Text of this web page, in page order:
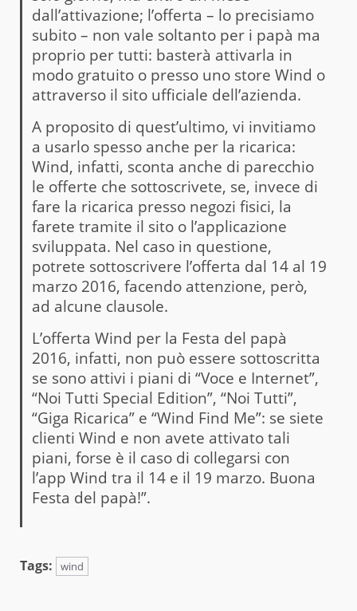
dall’attivazione; l’offerta – lo precisiamo
subito – non vale soltanto per i papà ma
proprio per tutti: basterà attivarla in
modo gratuito o presso uno store Wind o
attraverso il sito ufficiale dell’azienda.
A proposito di quest’ultimo, vi invitiamo
a usarlo spesso anche per la ricarica:
Wind, infatti, sconta anche di parecchio
le offerte che sottoscrivete, se, invece di
fare la ricarica presso negozi fisici, la
farete tramite il sito o l’applicazione
sviluppata. Nel caso in questione,
potrete sottoscrivere l’offerta dal 14 al 19
marzo 2016, facendo attenzione, però,
ad alcune clausole.
L’offerta Wind per la Festa del papà
2016, infatti, non può essere sottoscritta
se sono attivi i piani di “Voce e Internet”,
“Noi Tutti Special Edition”, “Noi Tutti”,
“Giga Ricarica” e “Wind Find Me”: se siete
clienti Wind e non avete attivato tali
piani, forse è il caso di collegarsi con
l’app Wind tra il 14 e il 19 marzo. Buona
Festa del papà!”.
Tags: wind